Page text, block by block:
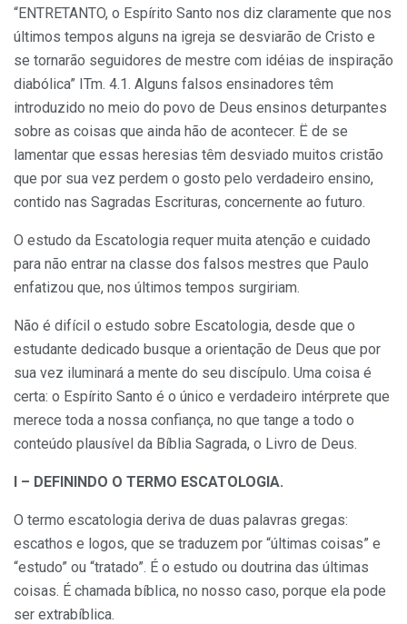
“ENTRETANTO, o Espírito Santo nos diz claramente que nos
últimos tempos alguns na igreja se desviarão de Cristo e
se tornarão seguidores de mestre com idéias de inspiração
diabólica” ITm. 4.1. Alguns falsos ensinadores têm
introduzido no meio do povo de Deus ensinos deturpantes
sobre as coisas que ainda hão de acontecer. Ë de se
lamentar que essas heresias têm desviado muitos cristão
que por sua vez perdem o gosto pelo verdadeiro ensino,
contido nas Sagradas Escrituras, concernente ao futuro.
O estudo da Escatologia requer muita atenção e cuidado
para não entrar na classe dos falsos mestres que Paulo
enfatizou que, nos últimos tempos surgiriam.
Não é difícil o estudo sobre Escatologia, desde que o
estudante dedicado busque a orientação de Deus que por
sua vez iluminará a mente do seu discípulo. Uma coisa é
certa: o Espírito Santo é o único e verdadeiro intérprete que
merece toda a nossa confiança, no que tange a todo o
conteúdo plausível da Bíblia Sagrada, o Livro de Deus.
I – DEFININDO O TERMO ESCATOLOGIA.
O termo escatologia deriva de duas palavras gregas:
escathos e logos, que se traduzem por “últimas coisas” e
“estudo” ou “tratado”. É o estudo ou doutrina das últimas
coisas. É chamada bíblica, no nosso caso, porque ela pode
ser extrabíblica.